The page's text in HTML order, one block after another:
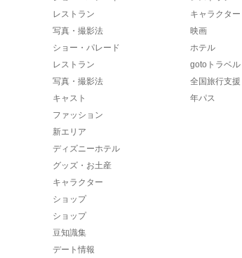
レストラン
写真・撮影法
ショー・パレード
レストラン
写真・撮影法
キャスト
ファッション
新エリア
ディズニーホテル
グッズ・お土産
キャラクター
ショップ
ショップ
豆知識集
デート情報
キャラクター
映画
ホテル
gotoトラベル
全国旅行支援
年パス